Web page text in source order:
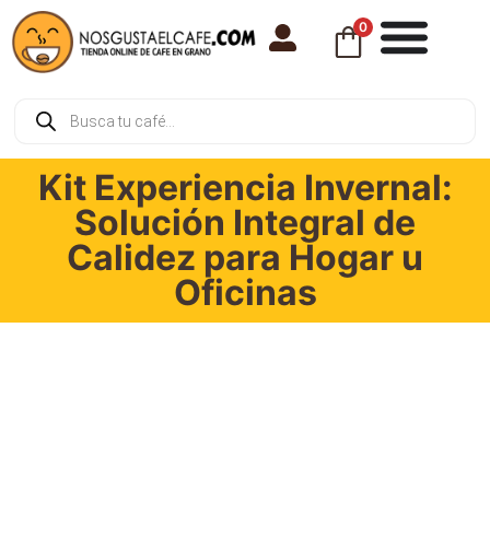
0
Kit Experiencia Invernal:
Solución Integral de
Calidez para Hogar u
Oficinas